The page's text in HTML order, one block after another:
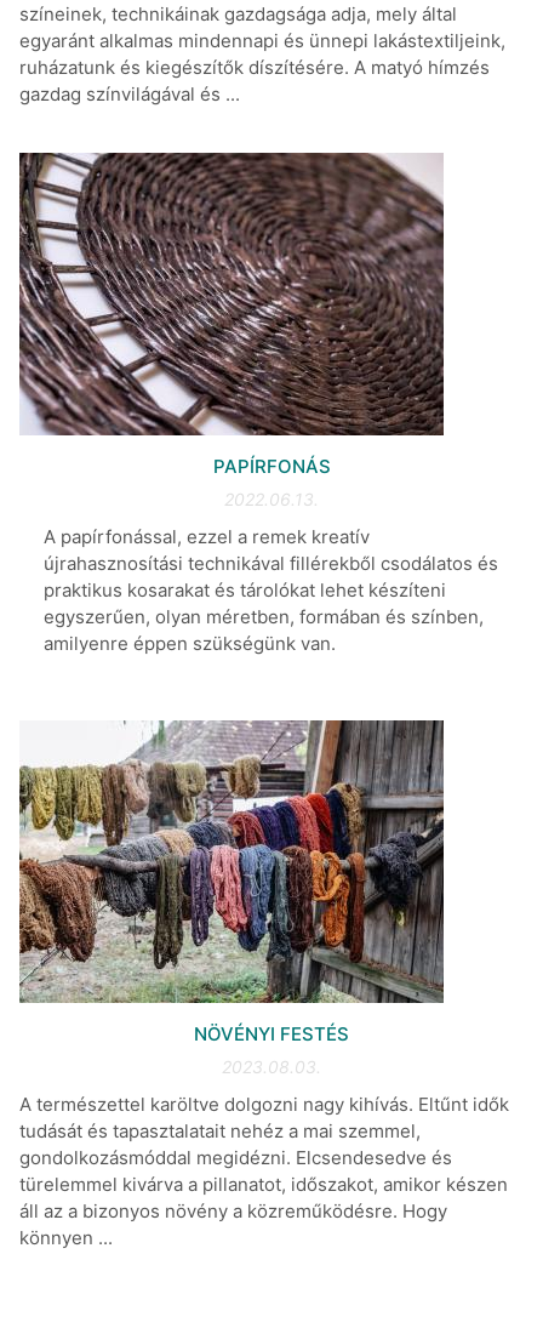
színeinek, technikáinak gazdagsága adja, mely által
egyaránt alkalmas mindennapi és ünnepi lakástextiljeink,
ruházatunk és kiegészítők díszítésére. A matyó hímzés
gazdag színvilágával és ...
PAPÍRFONÁS
2022.06.13.
A papírfonással, ezzel a remek kreatív
újrahasznosítási technikával fillérekből csodálatos és
praktikus kosarakat és tárolókat lehet készíteni
egyszerűen, olyan méretben, formában és színben,
amilyenre éppen szükségünk van.
NÖVÉNYI FESTÉS
2023.08.03.
A természettel karöltve dolgozni nagy kihívás. Eltűnt idők
tudását és tapasztalatait nehéz a mai szemmel,
gondolkozásmóddal megidézni. Elcsendesedve és
türelemmel kivárva a pillanatot, időszakot, amikor készen
áll az a bizonyos növény a közreműködésre. Hogy
könnyen ...